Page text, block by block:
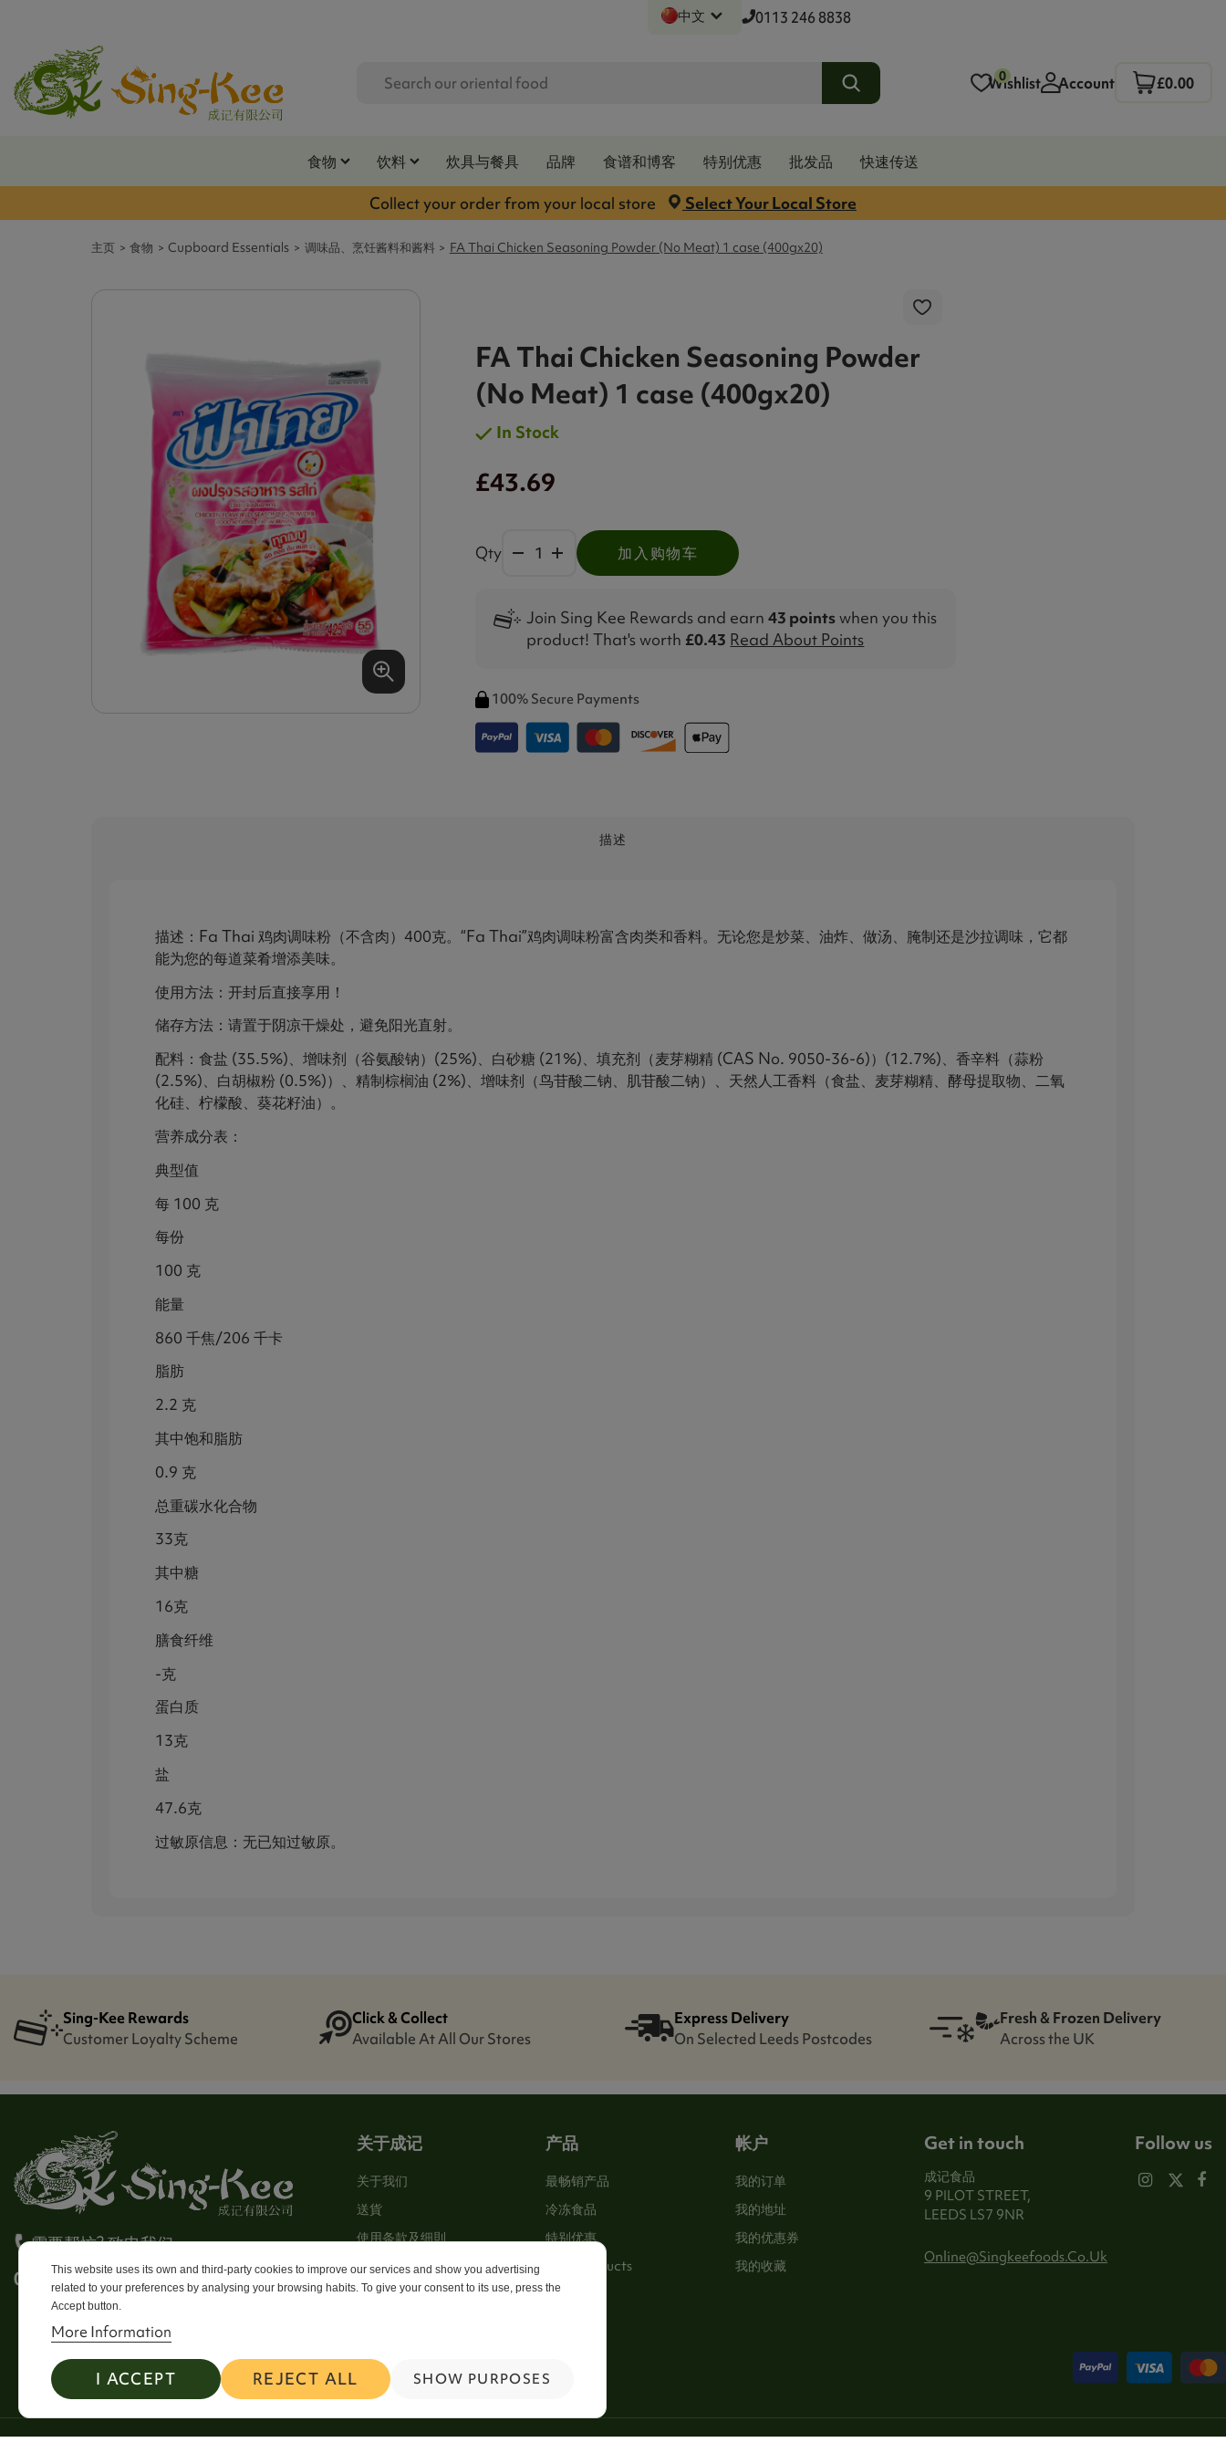
中文 0113 246 8838
0
Wishlist Account £0.00
食物 饮料 炊具与餐具 品牌 食谱和博客 特别优惠 批发品
快速传送
Collect your order from your local store
Select Your Local Store
主页 食物 Cupboard Essentials 调味品、烹饪酱料和酱料 FA Thai Chicken Seasoning Powder (No Meat) 1 case (400gx20)
FA Thai Chicken Seasoning Powder
(No Meat) 1 case (400gx20)
In Stock
£43.69
Qty 加入购物车
Join Sing Kee Rewards and earn43 pointswhen you this
product! That's worth £0.43 Read About Points
100% Secure Payments
描述
描述：Fa Thai 鸡肉调味粉（不含肉）400克。“Fa Thai”鸡肉调味粉富含肉类和香料。无论您是炒菜、油炸、做汤、腌制还是沙拉调味，它都
能为您的每道菜肴增添美味。
使用方法：开封后直接享用！
储存方法：请置于阴凉干燥处，避免阳光直射。
配料：食盐 (35.5%)、增味剂（谷氨酸钠）(25%)、白砂糖 (21%)、填充剂（麦芽糊精 (CAS No. 9050-36-6)）(12.7%)、香辛料（蒜粉
(2.5%)、白胡椒粉 (0.5%)）、精制棕榈油 (2%)、增味剂（鸟苷酸二钠、肌苷酸二钠）、天然人工香料（食盐、麦芽糊精、酵母提取物、二氧
化硅、柠檬酸、葵花籽油）。
营养成分表：
典型值
每 100 克
每份
100 克
能量
860 千焦/206 千卡
脂肪
2.2 克
其中饱和脂肪
0.9 克
总重碳水化合物
33克
其中糖
16克
膳食纤维
-克
蛋白质
13克
盐
47.6克
过敏原信息：无已知过敏原。
Sing-Kee Rewards
Customer Loyalty Scheme
Click & Collect
Available At All Our Stores
Express Delivery
On Selected Leeds Postcodes
Fresh & Frozen Delivery
Across the UK
需要帮忙? 致电我们
0113 246 8838 Option 4
关于成记
关于我们
送貨
使用条款及细則
Stores
Sitemap
产品
最畅销产品
冷冻食品
特别优惠
New Products
帐户
我的订单
我的地址
我的优惠券
我的收藏
Get in touch
成记食品
9 PILOT STREET,
LEEDS LS7 9NR
Online@singkeefoods.co.uk
This website uses its own and third-party cookies to improve our services and show you advertising
related to your preferences by analysing your browsing habits. To give your consent to its use, press the
Accept button.
More Information
I ACCEPT REJECT ALL SHOW PURPOSES
Follow us